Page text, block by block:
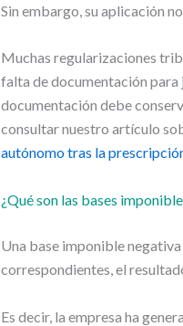
Sin embargo, su aplicación
Muchas regularizaciones
falta de documentación
documentación debe
consultar nuestro artículo
autónomo tras la
¿Qué son las bases
Una base imponible
correspondientes, el
Es decir, la empresa ha